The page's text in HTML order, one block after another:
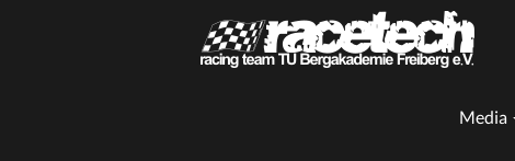
Media